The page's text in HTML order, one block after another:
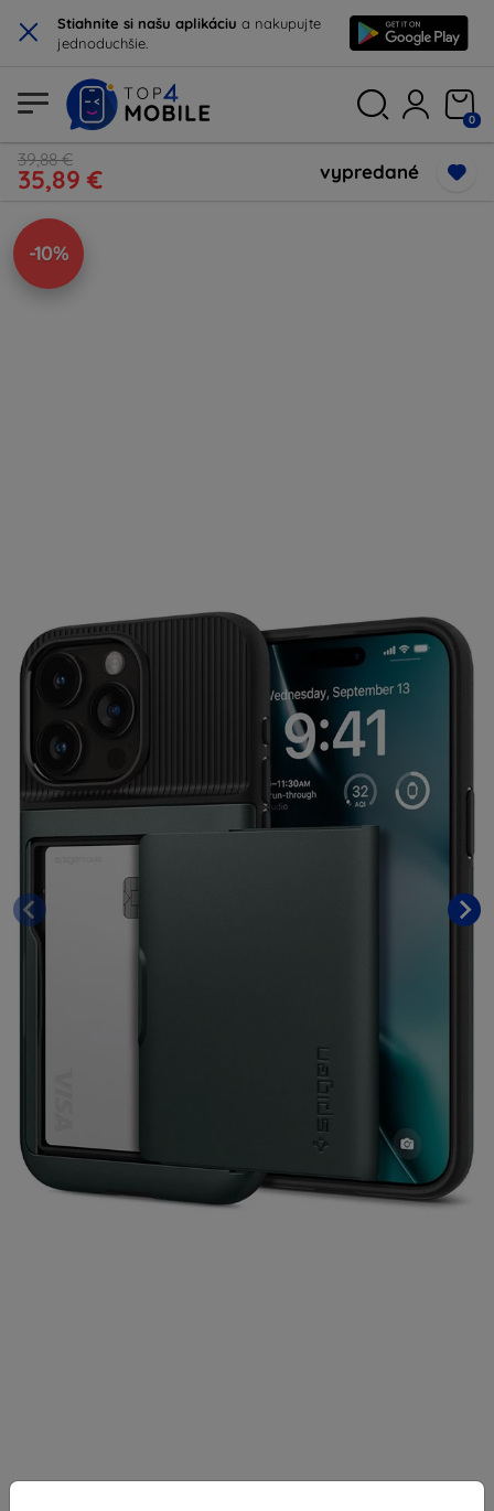
× Stiahnite si našu aplikáciu a nakupujte
jednoduchšie.
0
39,88 €
35,89 € vypredané
-10%